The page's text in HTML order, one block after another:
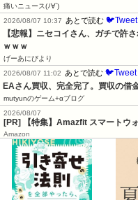
痛いニュース(ﾉ∀`)
2026/08/07 10:37
あとで読む 🐦Tweet
【悲報】ニセコイさん、ガチで許
ｗｗｗ
げーあにびより
2026/08/07 11:02
あとで読む 🐦Tweet
EAさん買収、完全完了。買収の借
mutyunのゲーム+αブログ
2026/08/07
[PR] 【特集】Amazfit スマートウ
Amazon